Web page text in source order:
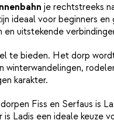
je rechtstreeks
ideaal voor beginners
uitstekende
te bieden. Het dorp
winterwandelingen,
karakter.
Fiss en Serfaus is
Ladis een ideale keuze